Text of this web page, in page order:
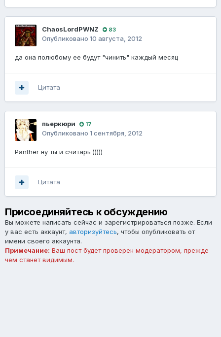
ChaosLordPWNZ 83
Опубликовано 10 августа, 2012
да она полюбому ее будут "чинить" каждый месяц
Цитата
пьеркюри 17
Опубликовано 1 сентября, 2012
Panther ну ты и считарь )))))
Цитата
Присоединяйтесь к обсуждению
Вы можете написать сейчас и зарегистрироваться позже. Если
у вас есть аккаунт, авторизуйтесь, чтобы опубликовать от
имени своего аккаунта.
Примечание: Ваш пост будет проверен модератором, прежде
чем станет видимым.